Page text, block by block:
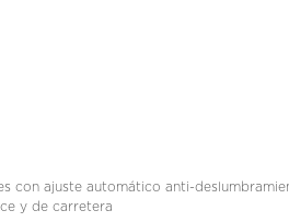
con ajuste automático anti-
y de carretera